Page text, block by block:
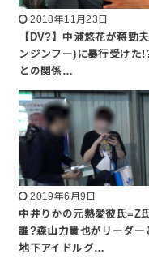
2018年11月23日
【DV?】中浦悠花が蒋勁
ンジンフー)に暴行受けた
との関係…
2019年6月9日
中井りかの元熱愛彼氏=Z
誰?森山力貴也がリーダー
地下アイドルグ…